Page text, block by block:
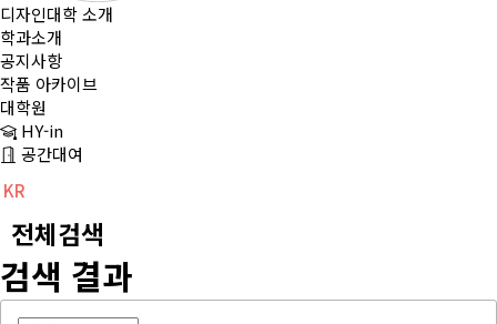
디자인대학 소개
학과소개
공지사항
작품 아카이브
대학원
HY-in
공간대여
KR
전체검색
검색 결과